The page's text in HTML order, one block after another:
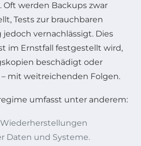
Oft werden Backups zwar
Tests zur brauchbaren
vernachlässigt. Dies
im Ernstfall festgestellt wird,
beschädigt oder
mit weitreichenden Folgen.
umfasst unter anderem:
Daten und Systeme.